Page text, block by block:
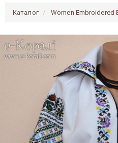
Каталог Women Embroidered
Previous